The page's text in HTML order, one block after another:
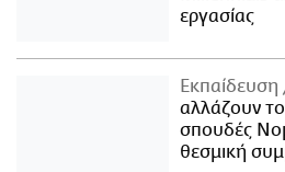
εργασίας
Εκπαίδευση
αλλάζουν
σπουδές
θεσμική